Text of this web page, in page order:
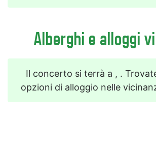
Alberghi e alloggi
Il concerto si terrà a , .
opzioni di alloggio nelle